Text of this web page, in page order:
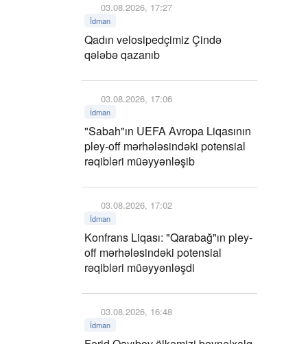
03.08.2026, 17:27
İdman
Qadın velosipedçimiz Çində
qələbə qazanıb
03.08.2026, 17:06
İdman
"Sabah"ın UEFA Avropa Liqasının
pley-off mərhələsindəki potensial
rəqibləri müəyyənləşib
03.08.2026, 17:02
İdman
Konfrans Liqası: "Qarabağ"ın pley-
off mərhələsindəki potensial
rəqibləri müəyyənləşdi
03.08.2026, 16:48
İdman